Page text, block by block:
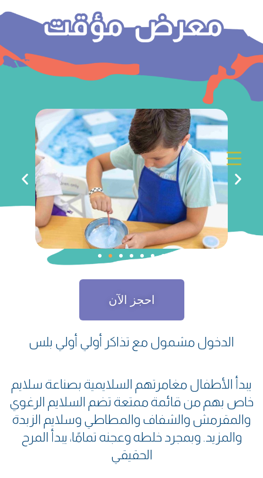
احجز الآن
الدخول مشمول مع تذاكر أولي أولي بلس
يبدأ الأطفال مغامرتهم السلايمية بصناعة سلايم
خاص بهم من قائمة ممتعة تضم السلايم الرغوي
والمقرمش والشفاف والمطاطي وسلايم الزبدة
والمزيد. وبمجرد خلطه وعجنه تمامًا، يبدأ المرح
الحقيقي